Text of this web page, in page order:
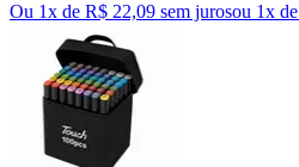
Ou 1x de R$ 22,09 sem jurosou 1x de